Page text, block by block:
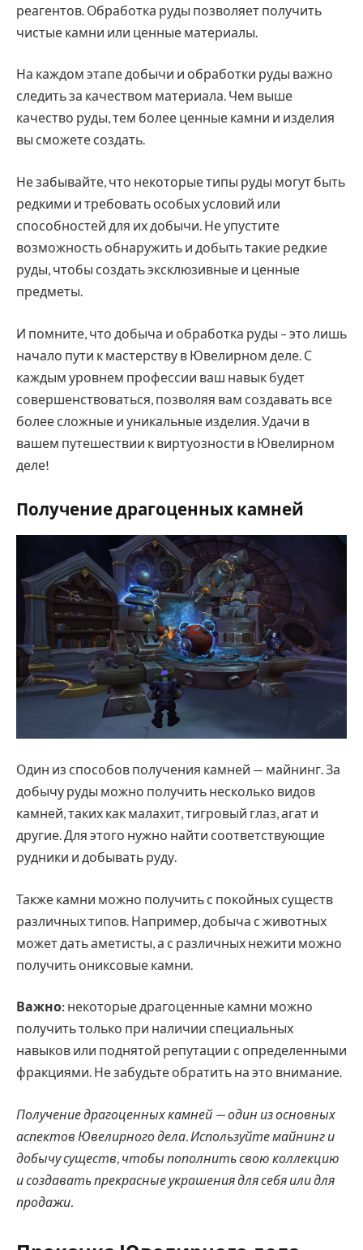
реагентов. Обработка руды позволяет получить
чистые камни или ценные материалы.
На каждом этапе добычи и обработки руды важно
следить за качеством материала. Чем выше
качество руды, тем более ценные камни и изделия
вы сможете создать.
Не забывайте, что некоторые типы руды могут быть
редкими и требовать особых условий или
способностей для их добычи. Не упустите
возможность обнаружить и добыть такие редкие
руды, чтобы создать эксклюзивные и ценные
предметы.
И помните, что добыча и обработка руды – это лишь
начало пути к мастерству в Ювелирном деле. С
каждым уровнем профессии ваш навык будет
совершенствоваться, позволяя вам создавать все
более сложные и уникальные изделия. Удачи в
вашем путешествии к виртуозности в Ювелирном
деле!
Получение драгоценных камней
Один из способов получения камней — майнинг. За
добычу руды можно получить несколько видов
камней, таких как малахит, тигровый глаз, агат и
другие. Для этого нужно найти соответствующие
рудники и добывать руду.
Также камни можно получить с покойных существ
различных типов. Например, добыча с животных
может дать аметисты, а с различных нежити можно
получить ониксовые камни.
Важно: некоторые драгоценные камни можно
получить только при наличии специальных
навыков или поднятой репутации с определенными
фракциями. Не забудьте обратить на это внимание.
Получение драгоценных камней — один из основных
аспектов Ювелирного дела. Используйте майнинг и
добычу существ, чтобы пополнить свою коллекцию
и создавать прекрасные украшения для себя или для
продажи.